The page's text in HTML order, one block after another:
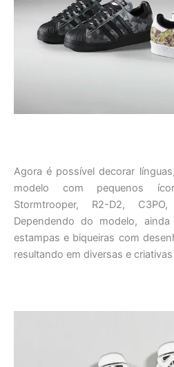
Agora é possível decorar
modelo com pequenos
Stormtrooper, R2-D2,
Dependendo do modelo,
estampas e biqueiras com
resultando em diversas e